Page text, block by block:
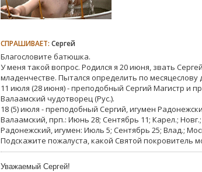
СПРАШИВАЕТ: Сергей
Благословите батюшка.
У меня такой вопрос. Родился я 20 июня, звать
младенчестве. Пытался определить по
11 июля (28 июня) - преподобный Сергий Магистр и
Валаамский чудотворец (Рус.).
18 (5) июля - преподобный Сергий, игумен
Валаамский, прп.: Июнь 28; Сентябрь 11; Карел.;
Радонежский, игумен: Июль 5; Сентябрь 25; Влад.;
Подскажите пожалуста, какой Святой покровитель
Уважаемый Сергей!